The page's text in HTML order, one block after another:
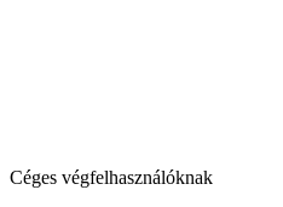
Céges végfelhasználóknak